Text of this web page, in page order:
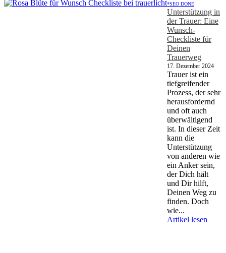
*SEO DONE
Unterstützung in
der Trauer: Eine
Wunsch-
Checkliste für
Deinen
Trauerweg
17. Dezember 2024
Trauer ist ein
tiefgreifender
Prozess, der sehr
herausfordernd
und oft auch
überwältigend
ist. In dieser Zeit
kann die
Unterstützung
von anderen wie
ein Anker sein,
der Dich hält
und Dir hilft,
Deinen Weg zu
finden. Doch
wie...
Artikel lesen